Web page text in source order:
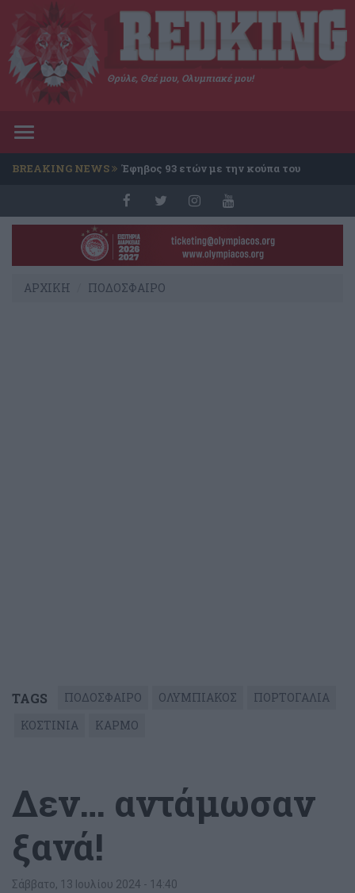
Θρύλε, Θεέ μου, Ολυμπιακέ μου!
Toggle
BREAKING NEWS Έφηβος 93 ετών με την κούπα του
ΑΡΧΙΚΗ ΠΟΔΟΣΦΑΙΡΟ
TAGS ΠΟΔΟΣΦΑΙΡΟ ΟΛΥΜΠΙΑΚΟΣ
ΠΟΡΤΟΓΑΛΙΑ
ΚΟΣΤΙΝΙΑ
ΚΑΡΜΟ
Δεν… αντάμωσαν
ξανά!
Σάββατο, 13 Ιουλίου 2024 - 14:40